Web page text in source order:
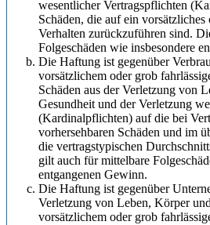
wesentlicher Vertragspflichten
Schäden, die auf ein vorsätzliches
Verhalten zurückzuführen sind.
Folgeschäden wie insbesondere
Die Haftung ist gegenüber
vorsätzlichem oder grob
Schäden aus der Verletzung von
Gesundheit und der Verletzung
(Kardinalpflichten) auf die bei
vorhersehbaren Schäden und im
die vertragstypischen
gilt auch für mittelbare
entgangenen Gewinn.
Die Haftung ist gegenüber
Verletzung von Leben, Körper
vorsätzlichem oder grob